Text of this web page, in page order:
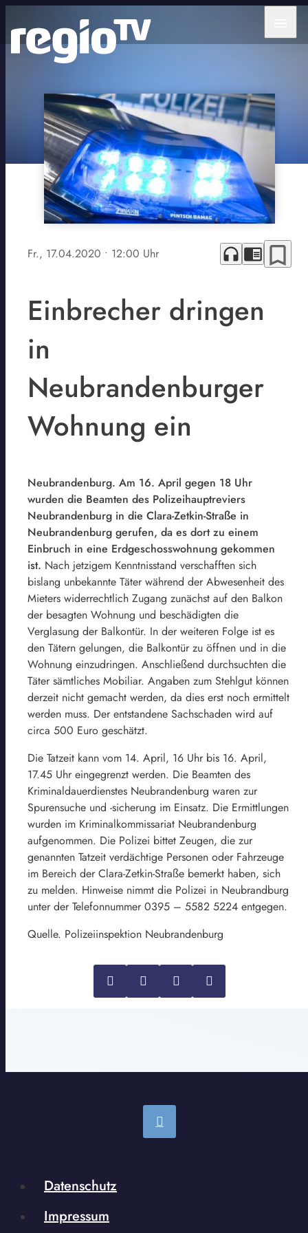
Fr., 17.04.2020 • 12:00 Uhr headphones chrome_reader_mode bookmark_border
Einbrecher dringen
in
Neubrandenburger
Wohnung ein
Neubrandenburg. Am 16. April gegen 18 Uhr
wurden die Beamten des Polizeihauptreviers
Neubrandenburg in die Clara-Zetkin-Straße in
Neubrandenburg gerufen, da es dort zu einem
Einbruch in eine Erdgeschosswohnung gekommen
ist. Nach jetzigem Kenntnisstand verschafften sich
bislang unbekannte Täter während der Abwesenheit des
Mieters widerrechtlich Zugang zunächst auf den Balkon
der besagten Wohnung und beschädigten die
Verglasung der Balkontür. In der weiteren Folge ist es
den Tätern gelungen, die Balkontür zu öffnen und in die
Wohnung einzudringen. Anschließend durchsuchten die
Täter sämtliches Mobiliar. Angaben zum Stehlgut können
derzeit nicht gemacht werden, da dies erst noch ermittelt
werden muss. Der entstandene Sachschaden wird auf
circa 500 Euro geschätzt.
Die Tatzeit kann vom 14. April, 16 Uhr bis 16. April,
17.45 Uhr eingegrenzt werden. Die Beamten des
Kriminaldauerdienstes Neubrandenburg waren zur
Spurensuche und -sicherung im Einsatz. Die Ermittlungen
wurden im Kriminalkommissariat Neubrandenburg
aufgenommen. Die Polizei bittet Zeugen, die zur
genannten Tatzeit verdächtige Personen oder Fahrzeuge
im Bereich der Clara-Zetkin-Straße bemerkt haben, sich
zu melden. Hinweise nimmt die Polizei in Neubrandburg
unter der Telefonnummer 0395 – 5582 5224 entgegen.
Quelle. Polizeiinspektion Neubrandenburg
Datenschutz
Impressum